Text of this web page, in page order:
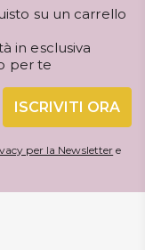
su un carrello
in esclusiva
per te
ISCRIVITI ORA
per la Newsletter e